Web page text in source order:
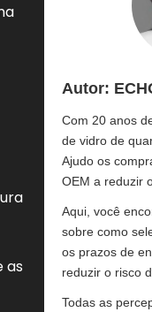
as
Autor:
Com 20 anos
de vidro de
Ajudo os
OEM a reduzir
Aqui, você
sobre como
os prazos de
reduzir o risco
Todas as